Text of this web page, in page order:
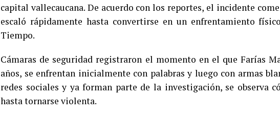
capital vallecaucana. De acuerdo con los reportes, el incidente
escaló rápidamente hasta convertirse en un enfrentamiento
Tiempo.
Cámaras de seguridad registraron el momento en el que Farías
años, se enfrentan inicialmente con palabras y luego con armas
redes sociales y ya forman parte de la investigación, se observa
hasta tornarse violenta.